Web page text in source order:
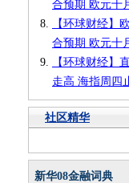
合预期 欧元十
【环球财经】
合预期 欧元十
【环球财经】
走高 海指周四
社区精华
新华08金融词典